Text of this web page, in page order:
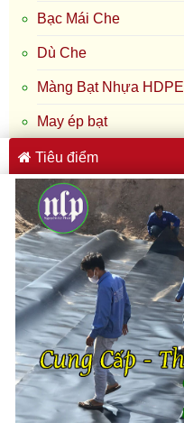
Bạc Mái Che
Dù Che
Màng Bạt Nhựa HDPE
May ép bạt
Tiêu điểm